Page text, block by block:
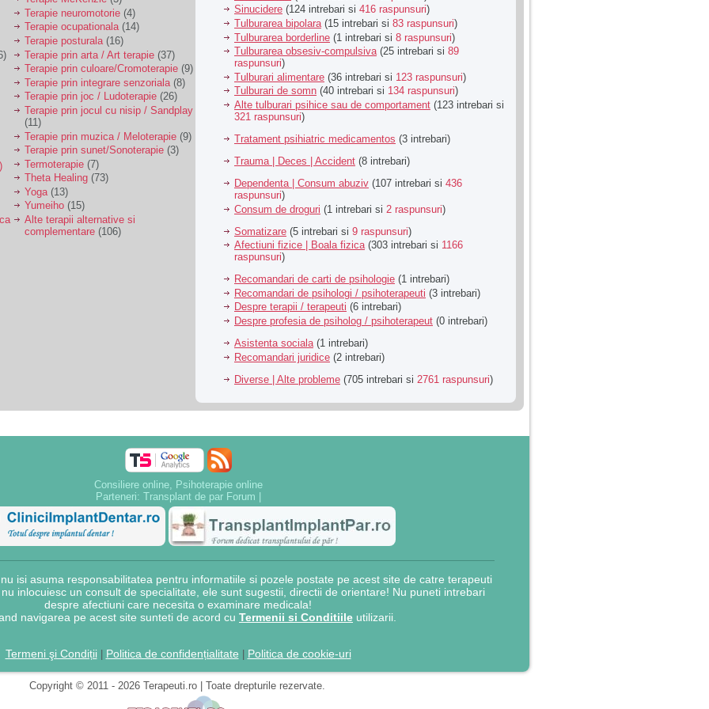
Terapie neuromotorie (4)
Terapie ocupationala(14)
Terapie posturala (16)
Terapie prin arta / Art terapie (37)
Terapie prin culoare/Cromoterapie (9)
Terapie prin integrare senzoriala (8)
Terapie prin joc / Ludoterapie (26)
Terapie prin jocul cu nisip / Sandplay
(11)
Terapie prin muzica / Meloterapie (9)
Terapie prin sunet/Sonoterapie (3)
Termoterapie (7)
Theta Healing (73)
Yoga (13)
Yumeiho (15)
Alte terapii alternative si
complementare (106)
Sinucidere (124 intrebari si 416 raspunsuri)
Tulburarea bipolara(15 intrebari si 83 raspunsuri)
Tulburarea borderline (1 intrebari si 8 raspunsuri)
Tulburarea obsesiv-compulsiva(25 intrebari si 89
raspunsuri)
Tulburari alimentare (36 intrebari si 123 raspunsuri)
Tulburari de somn (40 intrebari si 134 raspunsuri)
Alte tulburari psihice sau de comportament (123 intrebari si
321 raspunsuri)
Tratament psihiatric medicamentos (3 intrebari)
Trauma | Deces | Accident (8 intrebari)
Dependenta | Consum abuziv (107 intrebari si 436
raspunsuri)
Consum de droguri (1 intrebari si 2 raspunsuri)
Somatizare (5 intrebari si 9 raspunsuri)
Afectiuni fizice | Boala fizica(303 intrebari si 1166
raspunsuri)
Recomandari de carti de psihologie (1 intrebari)
Recomandari de psihologi / psihoterapeuti (3 intrebari)
Despre terapii / terapeuti (6 intrebari)
Despre profesia de psiholog / psihoterapeut (0 intrebari)
Asistenta sociala (1 intrebari)
Recomandari juridice (2 intrebari)
Diverse | Alte probleme (705 intrebari si 2761 raspunsuri)
Consiliere online, Psihoterapie online
Parteneri: Transplant de par Forum
isi asuma responsabilitatea pentru informatiile si pozele postate pe acest site de catre terapeuti
inlocuiesc un consult de specialitate, ele sunt sugestii, directii de orientare! Nu puneti intrebari
despre afectiuni care necesita o examinare medicala!
navigarea pe acest site sunteti de acord cu Termenii si Conditiile utilizarii.
Termeni şi Condiții| Politica de confidențialitate Politica de cookie-uri
Copyright © 2011 - 2026 Terapeuti.ro | Toate drepturile rezervate.